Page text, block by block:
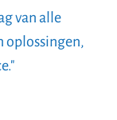
van alle
oplossingen,